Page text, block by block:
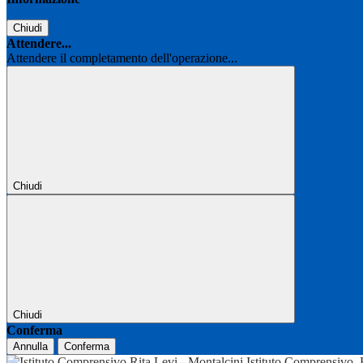
Chiudi
Attendere...
Attendere il completamento dell'operazione...
Chiudi
Chiudi
Conferma
Annulla Conferma